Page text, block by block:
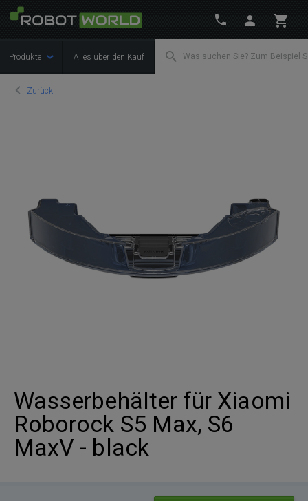
Produkte Alles über den Kauf
Zurück
Wasserbehälter für Xiaomi
Roborock S5 Max, S6
MaxV - black